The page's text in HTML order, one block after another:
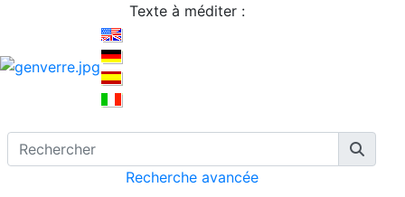
Texte à méditer :
Recherche avancée